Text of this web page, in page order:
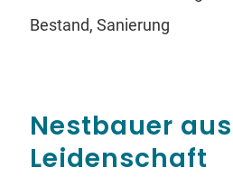
Bestand, Sanierung
Nestbauer aus
Leidenschaft